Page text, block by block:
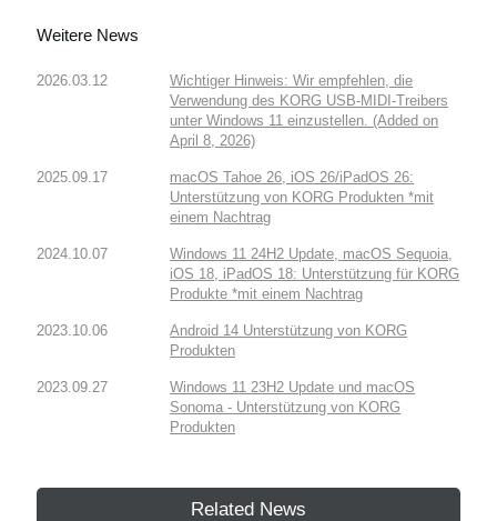
Weitere News
2026.03.12
Wichtiger Hinweis: Wir empfehlen, die
Verwendung des KORG USB-MIDI-Treibers
unter Windows 11 einzustellen. (Added on
April 8, 2026)
2025.09.17
macOS Tahoe 26, iOS 26/iPadOS 26:
Unterstützung von KORG Produkten *mit
einem Nachtrag
2024.10.07
Windows 11 24H2 Update, macOS Sequoia,
iOS 18, iPadOS 18: Unterstützung für KORG
Produkte *mit einem Nachtrag
2023.10.06
Android 14 Unterstützung von KORG
Produkten
2023.09.27
Windows 11 23H2 Update und macOS
Sonoma - Unterstützung von KORG
Produkten
Related News